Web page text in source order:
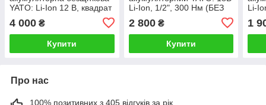
YATO: Li-Ion 12 В, квадрат
АКУМУЛЯТОРА)
4 000 ₴
Купити
Li-Ion, 1/2", 300 Нм (БЕЗ
2 800₴
Купити
Li-
1
Про нас
100% позитивних з 405 відгуків за рік